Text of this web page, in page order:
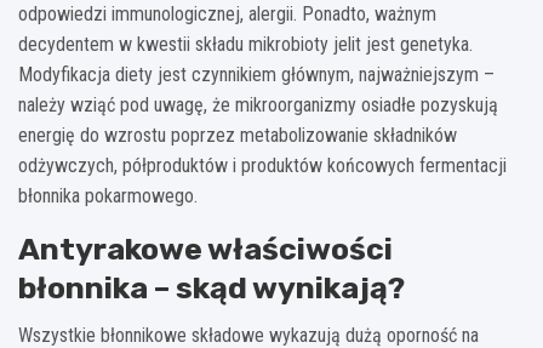
odpowiedzi immunologicznej, alergii. Ponadto, ważnym
decydentem w kwestii składu mikrobioty jelit jest genetyka.
Modyfikacja diety jest czynnikiem głównym, najważniejszym –
należy wziąć pod uwagę, że mikroorganizmy osiadłe pozyskują
energię do wzrostu poprzez metabolizowanie składników
odżywczych, półproduktów i produktów końcowych fermentacji
błonnika pokarmowego.
Antyrakowe właściwości
błonnika – skąd wynikają?
Wszystkie błonnikowe składowe wykazują dużą oporność na